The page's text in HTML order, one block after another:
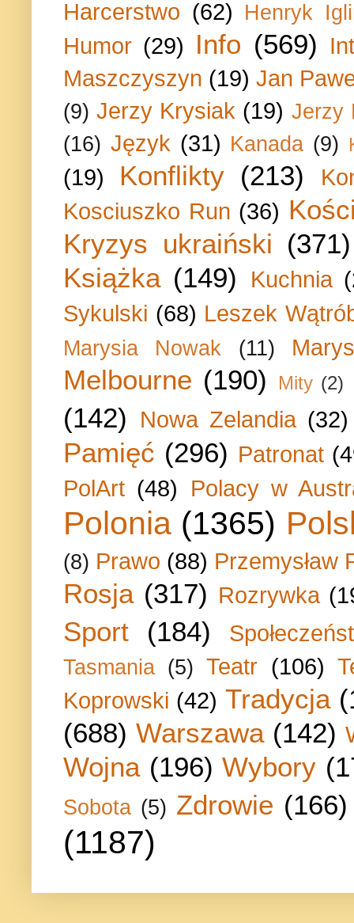
Harcerstwo (62) Henryk
Humor (29) Info (569)
Maszczyszyn (19) Jan
(9) Jerzy Krysiak (19) Jerzy
(16) Język (31) Kanada (9)
(19) Konflikty (213)
Kosciuszko Run (36)
Kryzys ukraiński (371)
Książka (149) Kuchnia
Sykulski (68) Leszek
Marysia Nowak (11)
Melbourne (190) Mity (2)
(142) Nowa Zelandia (32)
Pamięć (296) Patronat
PolArt (48) Polacy w
Polonia (1365)
(8) Prawo (88) Przemysław
Rosja (317) Rozrywka
Sport (184)
Tasmania (5) Teatr (106)
Koprowski (42) Tradycja
(688) Warszawa (142)
Wojna (196) Wybory
Sobota (5) Zdrowie (166)
(1187)